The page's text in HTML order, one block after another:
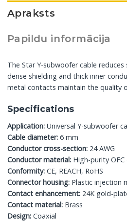
Apraksts
Papildu informācija
The Star Y-subwoofer cable
dense shielding and thick inner
metal contacts maintain the quality
Specifications
Application: Universal Y-subwoofer
Cable diameter: 6 mm
Conductor cross-section: 24 AWG
Conductor material: High-purity
Conformity: CE, REACH, RoHS
Connector housing: Plastic injection
Contact enhancement: 24K gold-
Contact material: Brass
Design: Coaxial